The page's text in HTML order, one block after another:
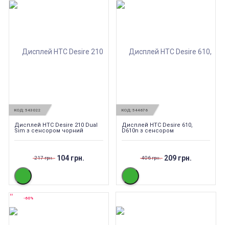
КОД: 543022
Дисплей HTC Desire 210 Dual
Sim з сенсором чорний
217 грн. 104 грн.
КОД: 544676
Дисплей HTC Desire 610,
D610n з сенсором
406 грн. 209 грн.
-60%